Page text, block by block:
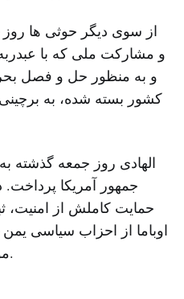
از سوی دیگر حوثی ها
و مشارکت ملی که با
و به منظور حل و فصل
کشور بسته شده، به
الهادی روز جمعه گذشته
جمهور آمریکا پرداخت.
حمایت کاملش از امنیت،
اوباما از احزاب سیاسی
موافقتنامه صلح همکاری کنند.